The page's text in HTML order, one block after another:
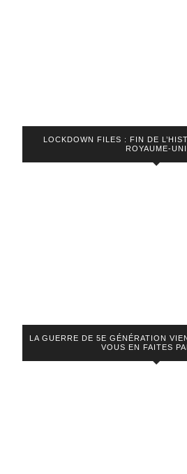
LOCKDOWN FILES : FIN DE
ROYAUME-UNI
LA GUERRE DE 5E GÉNÉRATION
VOUS EN FAITES